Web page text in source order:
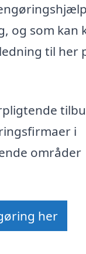
og som kan
til her
i
områder
her